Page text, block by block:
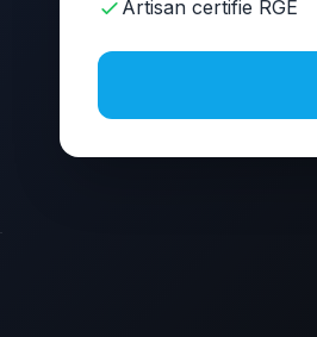
Artisan certifie RGE